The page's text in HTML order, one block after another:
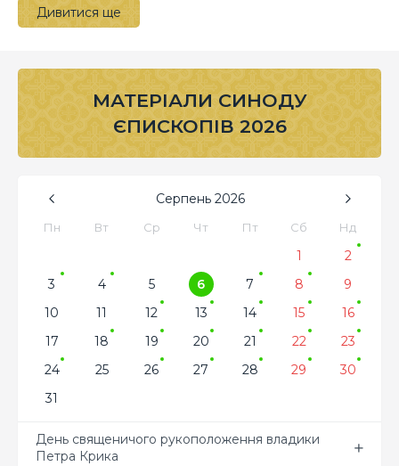
Дивитися ще
МАТЕРІАЛИ СИНОДУ
ЄПИСКОПІВ 2026
Серпень 2026
Пн Вт Ср Чт Пт Сб Нд
1
2
3
4 5 6 7 8
9
10
11 12 13 14 15
16
17
18 19 20 21 22
23
24
25 26 27 28 29
30
31
День священичого рукоположення владики
Петра Крика